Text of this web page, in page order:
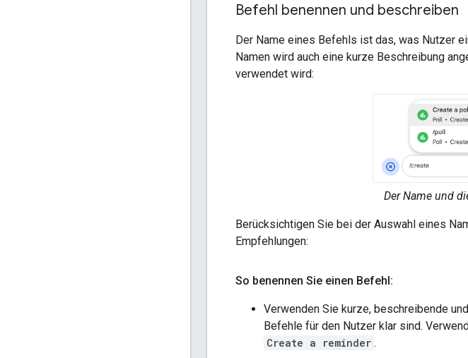
Befehl benennen und beschreiben
Der Name eines Befehls ist das, was Nutzer
Namen wird auch eine kurze Beschreibung
verwendet wird:
Der Name und
Berücksichtigen Sie bei der Auswahl eines
Empfehlungen:
So benennen Sie einen Befehl:
Verwenden Sie kurze, beschreibende
Befehle für den Nutzer klar sind.
Create a reminder .